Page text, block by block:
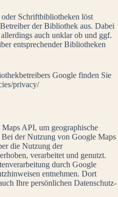
Schriftbibliotheken löst
der Bibliothek aus. Dabei
auch unklar ob und ggf.
entsprechender Bibliotheken
Google finden Sie
privacy/
API, um geographische
der Nutzung von Google Maps
die Nutzung der
verarbeitet und genutzt.
durch Google
entnehmen. Dort
Ihre persönlichen Datenschutz-